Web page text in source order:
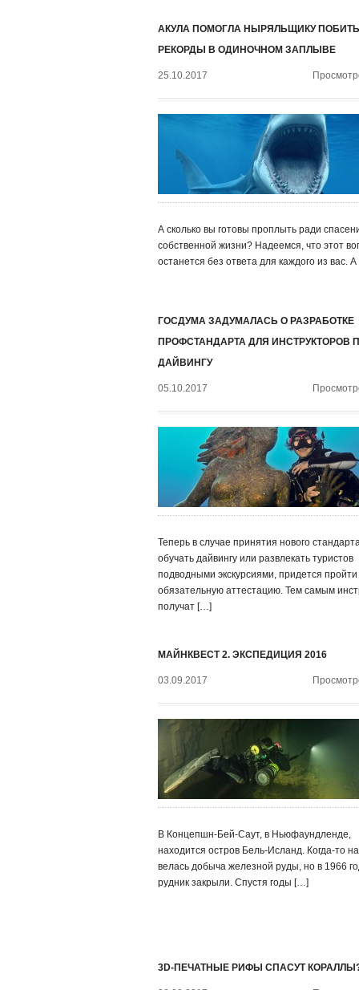
АКУЛА ПОМОГЛА НЫРЯЛЬЩИКУ ПОБИТЬ
РЕКОРДЫ В ОДИНОЧНОМ ЗАПЛЫВЕ
25.10.2017
А сколько вы готовы проплыть ради
собственной жизни? Надеемся, что этот
останется без ответа для каждого из вас.
ГОСДУМА ЗАДУМАЛАСЬ О РАЗРАБОТКЕ
ПРОФСТАНДАРТА ДЛЯ ИНСТРУКТОРОВ
ДАЙВИНГУ
05.10.2017
Теперь в случае принятия нового
обучать дайвингу или развлекать туристов
подводными экскурсиями, придется пройти
обязательную аттестацию. Тем самым
получат […]
МАЙНКВЕСТ 2. ЭКСПЕДИЦИЯ 2016
03.09.2017
В Концепшн-Бей-Саут, в Ньюфаундленде,
находится остров Бель-Исланд. Когда-то
велась добыча железной руды, но в 1966
рудник закрыли. Спустя годы […]
3D-ПЕЧАТНЫЕ РИФЫ СПАСУТ